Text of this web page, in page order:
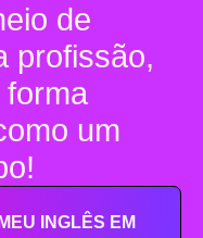
de
profissão,
forma
um
INGLÊS EM